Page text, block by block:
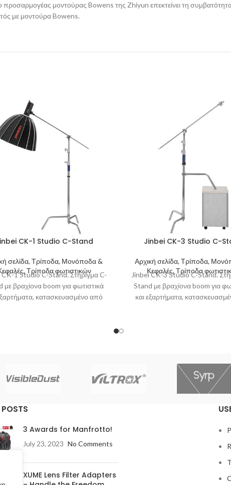
προσαρμογέας μοντούρας Bowens της Zhiyun επεκτείνει τη
με μοντούρα Bowens.
CK-1 Studio C-Stand
σελίδα, Τρίποδα, Μονόποδα &
Τρίποδα φωτιστικών
CK-1 Studio C-Stand. Στήριγμα C-
με βραχίονα boom για φωτιστικά
κατασκευασμένο από
Jinbei CK-3 Studio C-
Αρχική σελίδα, Τρίποδα,
Κεφαλές, Τρίποδα
Jinbei CK-3 Studio C-Stand.
Stand με βραχίονα boom για
και εξαρτήματα,
POSTS
3 Awards for Manfrotto!
July 23, 2023 No Comments
XUME Lens Filter Adapters